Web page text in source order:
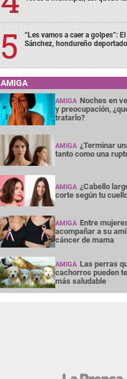
“Les vamos a caer a golpes”:
Sánchez, hondureño
AMIGA
AMIGA Noches en
y preocupación,
tratarlo?
AMIGA ¿Terminar
tanto como una
AMIGA ¿Cabello
corte según tu
AMIGA Entre
acompañar a su
cáncer de mama
AMIGA Las perras
cachorros pueden
más saludable